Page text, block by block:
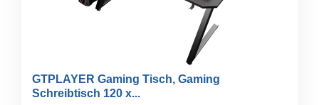
GTPLAYER Gaming Tisch, Gaming
Schreibtisch 120 x...